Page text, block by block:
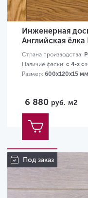
Инженерная
Английская ёлка
Страна производства:
Наличие фаски: с 4-х
Размер: 600х120х15 мм
6 880 руб. м2
Под заказ